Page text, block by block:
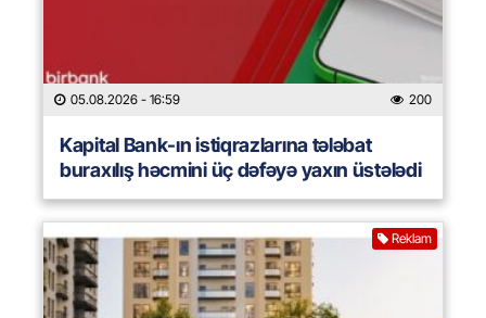
05.08.2026 - 16:59 200
Kapital Bank-ın istiqrazlarına tələbat
buraxılış həcmini üç dəfəyə yaxın üstələdi
Reklam